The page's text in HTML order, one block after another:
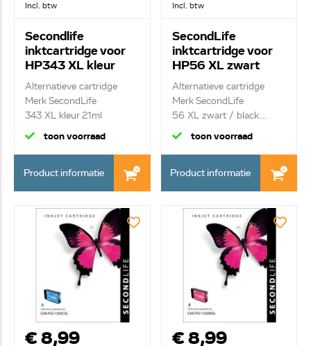
Incl. btw
Secondlife
inktcartridge voor
HP343 XL kleur
Alternatieve cartridge
Merk SecondLife
343 XL kleur 21ml
toon voorraad
Product informatie
Incl. btw
SecondLife
inktcartridge voor
HP56 XL zwart
Alternatieve cartridge
Merk SecondLife
56 XL zwart / black...
toon voorraad
Product informatie
€ 8,99 € 8,99